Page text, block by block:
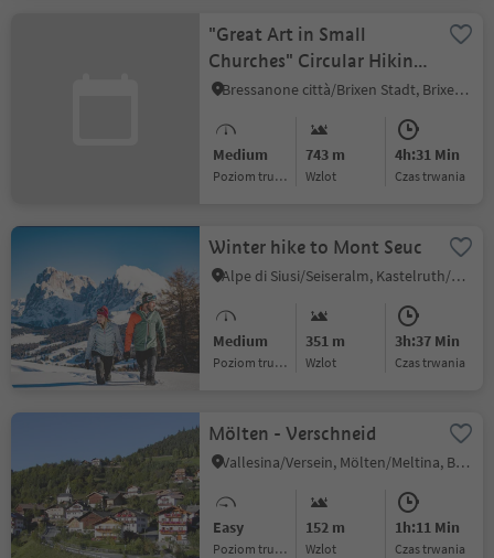
"Great Art in Small
Churches" Circular Hiking
Tour
Bressanone città/Brixen Stadt, Brixen/Bressanone, Brixen/Bressanone and environs
Medium
Poziom trudności
743 m
Wzlot
4h:31 Min
czas trwania
Winter hike to Mont Seuc
Alpe di Siusi/Seiseralm, Kastelruth/Castelrotto, Dolomites Region Seiser Alm
Medium
Poziom trudności
351 m
Wzlot
3h:37 Min
czas trwania
Mölten - Verschneid
Vallesina/Versein, Mölten/Meltina, Bolzano/Bozen and environs
Easy
Poziom trudności
152 m
Wzlot
1h:11 Min
czas trwania